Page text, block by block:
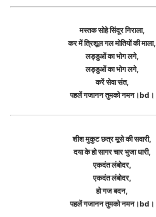
मस्तक सोहे सिंदूर निराला,
कर में त्रिशूल गल मोतियों की माला,
लड्डुओं का भोग लगे,
लड्डुओं का भोग लगे,
करें सेवा संत,
पहलें गजानन तुमको नमन।bd।
शीश मुकुट छत्र मूसे की सवारी,
दया के हो सागर चार भुजा धारी,
एकदंत लंबोदर,
एकदंत लंबोदर,
हो गज बदन,
पहलें गजानन तुमको नमन।bd।